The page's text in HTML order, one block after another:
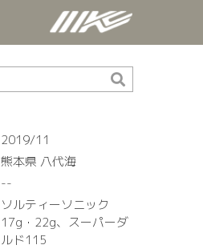
2019/11
熊本県 八代海
--
ソルティーソニック
17g・22g、スーパーダ
ルド115